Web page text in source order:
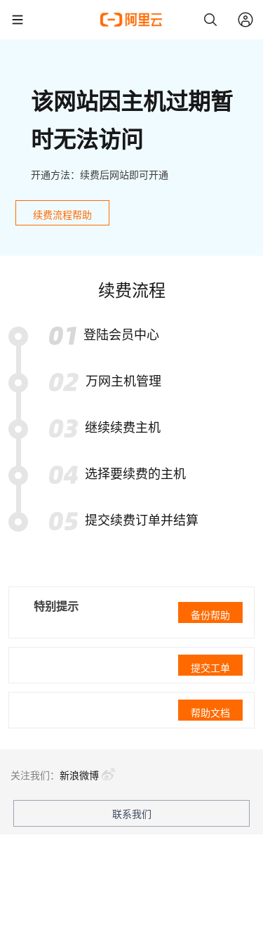
该网站因主机过期暂
时无法访问
开通方法：续费后网站即可开通
续费流程帮助
续费流程
登陆会员中心
万网主机管理
继续续费主机
选择要续费的主机
提交续费订单并结算
特别提示
备份帮助
提交工单
帮助文档